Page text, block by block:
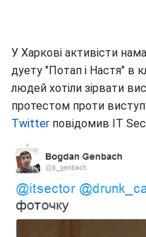
У Харкові активісти
дуету "Потап і Настя" в
людей хотіли зірвати
протестом проти
Twitter повідомив IT